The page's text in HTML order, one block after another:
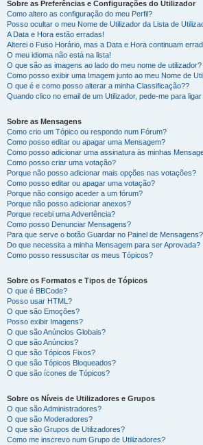
Sobre as Preferências e Configurações do Utilizador
Como altero as configuração do meu Perfil?
Posso ocultar o meu Nome de Utilizador da Lista de
A Data e Hora estão erradas!
Alterei o Fuso Horário, mas a Data e Hora continuam
O meu idioma não está na lista!
O que são as imagens ao lado do meu nome de utilizador?
Como posso exibir uma Imagem junto ao meu Nome de
O que é e como posso alterar a minha Classificação??
Quando clico no email de um Utilizador, pede-me para
Sobre as Mensagens
Como crio um Tópico ou respondo num Fórum?
Como posso editar ou apagar uma Mensagem?
Como posso adicionar uma assinatura às minhas
Como posso criar uma votação?
Porque não posso adicionar mais opções nas votações?
Como posso editar ou apagar uma votação?
Porque não consigo aceder a um fórum?
Porque não posso adicionar anexos?
Porque recebi uma Advertência?
Como posso Denunciar Mensagens?
Para que serve o botão Guardar no Painel de Mensagens?
Do que necessita a minha Mensagem para ser Aprovada?
Como posso ressuscitar os meus Tópicos?
Sobre os Formatos e Tipos de Tópicos
O que é BBCode?
Posso usar HTML?
O que são Emoções?
Posso exibir Imagens?
O que são Anúncios Globais?
O que são Anúncios?
O que são Tópicos Fixos?
O que são Tópicos Bloqueados?
O que são ícones de Tópicos?
Sobre os Níveis de Utilizadores e Grupos
O que são Administradores?
O que são Moderadores?
O que são Grupos de Utilizadores?
Como me inscrevo num Grupo de Utilizadores?